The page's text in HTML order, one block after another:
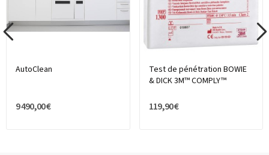
AutoClean
9 490,00 €
Test de pénétration BOWIE
& DICK 3M™ COMPLY™
119,90 €